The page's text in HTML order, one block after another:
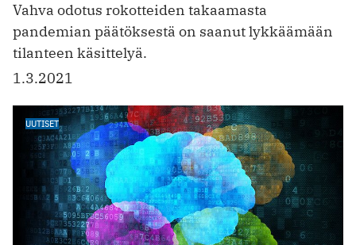
Vahva odotus rokotteiden takaamasta
pandemian päätöksestä on saanut lykkäämään
tilanteen käsittelyä.
1.3.2021
UUTISET